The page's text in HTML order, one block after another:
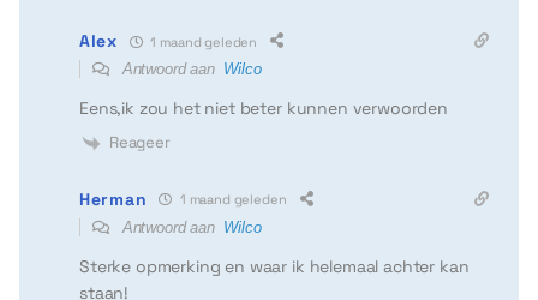
Alex 1 maand geleden
Antwoord aan Wilco
Eens,ik zou het niet beter kunnen verwoorden
Reageer
Herman 1 maand geleden
Antwoord aan Wilco
Sterke opmerking en waar ik helemaal achter kan
staan!